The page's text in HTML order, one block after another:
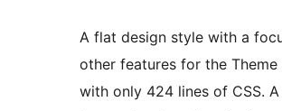
A flat design style with a
other features for the
with only 424 lines of CSS.